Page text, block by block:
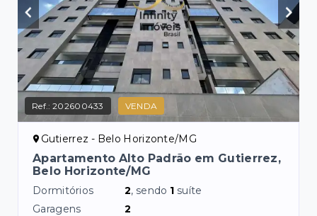
Ref.:202600433 VENDA
Gutierrez - Belo Horizonte/MG
Apartamento Alto Padrão em Gutierrez,
Belo Horizonte/MG
Dormitórios 2, sendo 1 suíte
Garagens
2